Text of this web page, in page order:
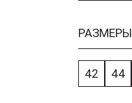
РАЗМЕРЫ
42 44